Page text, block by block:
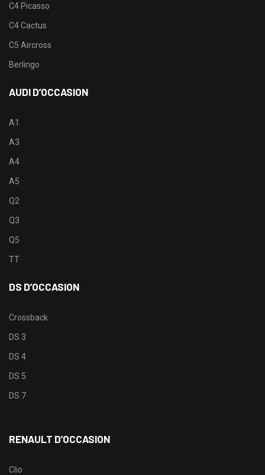
C4 Picasso
C4 Cactus
C5 Aircross
Berlingo
AUDI D’OCCASION
A1
A3
A4
A5
Q2
Q3
Q5
TT
DS D’OCCASION
Crossback
DS 3
DS 4
DS 5
DS 7
RENAULT D’OCCASION
Clio